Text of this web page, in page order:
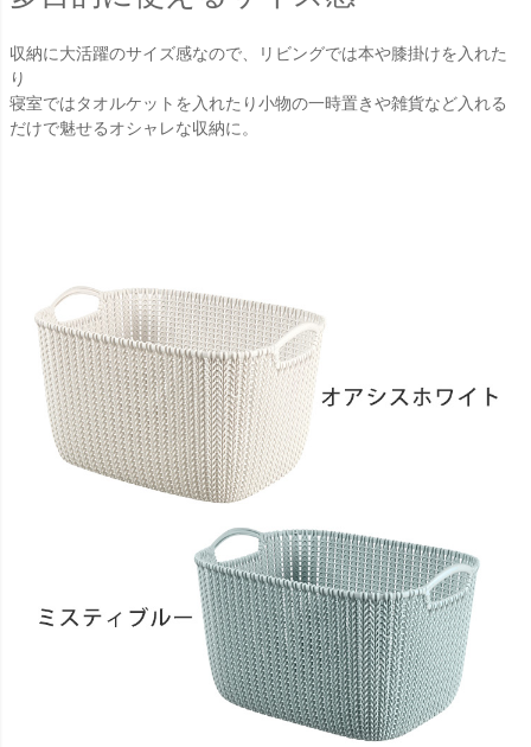
収納に大活躍のサイズ感なので、リビングでは本や膝掛けを入れた
り
寝室ではタオルケットを入れたり小物の一時置きや雑貨など入れる
だけで魅せるオシャレな収納に。